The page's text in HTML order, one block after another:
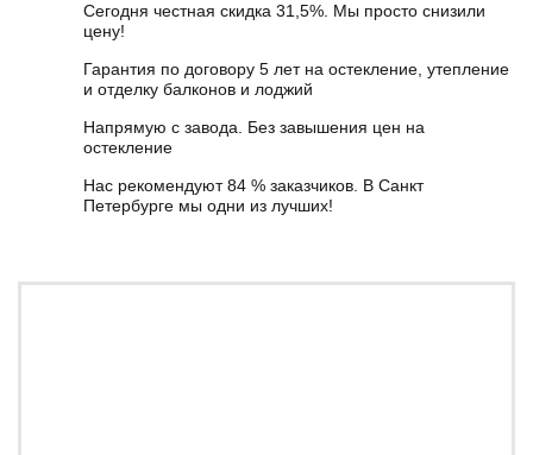
Сегодня честная скидка 31,5%. Мы просто снизили
цену!
Гарантия по договору 5 лет на остекление, утепление
и отделку балконов и лоджий
Напрямую с завода. Без завышения цен на
остекление
Нас рекомендуют 84 % заказчиков. В Санкт
Петербурге мы одни из лучших!